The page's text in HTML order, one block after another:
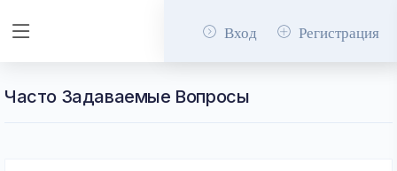
Вход Регистрация
Часто Задаваемые Вопросы